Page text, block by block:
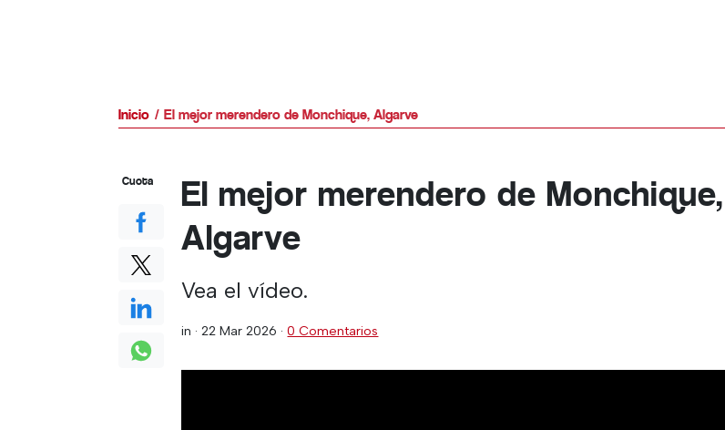
Inicio El mejor merendero de Monchique, Algarve
El mejor merendero de Monchique,
Algarve
Vea el vídeo.
in ·22 Mar 2026 ·0 Comentarios
Cuota